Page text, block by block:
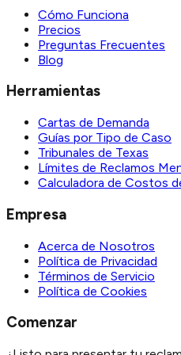
Cómo Funciona
Precios
Preguntas Frecuentes
Blog
Herramientas
Cartas de Demanda
Guías por Tipo de Caso
Tribunales de Texas
Límites de Reclamos
Calculadora de Costos
Empresa
Acerca de Nosotros
Política de Privacidad
Términos de Servicio
Política de Cookies
Comenzar